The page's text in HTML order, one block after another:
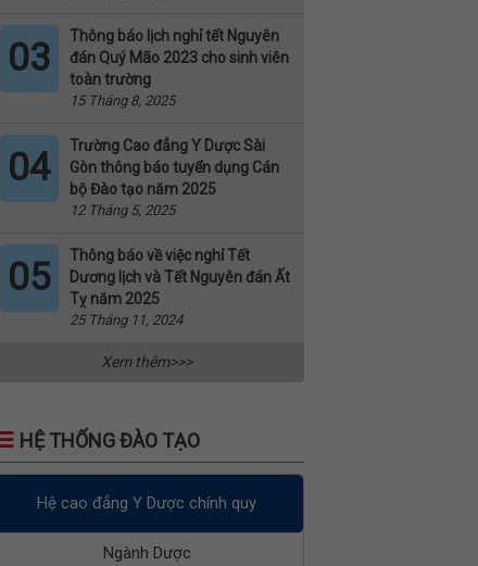
03
Thông báo lịch nghỉ tết Nguyên
đán Quý Mão 2023 cho sinh viên
toàn trường
15 Tháng 8, 2025
04
Trường Cao đẳng Y Dược Sài
Gòn thông báo tuyển dụng Cán
bộ Đào tạo năm 2025
12 Tháng 5, 2025
05
Thông báo về việc nghỉ Tết
Dương lịch và Tết Nguyên đán Ất
Tỵ năm 2025
25 Tháng 11, 2024
Xem thêm>>>
HỆ THỐNG ĐÀO TẠO
Hệ cao đẳng Y Dược chính quy
Ngành Dược